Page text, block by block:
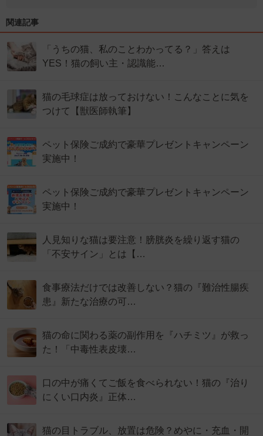
関連記事
「うちの猫、私のことわかってる？」答えは
YES！猫の飼い主・認識能…
猫の毛球症は放っておけない！こんなことに気を
つけて【獣医師執筆】
ペット保険ご成約で豪華プレゼントキャンペーン
実施中！
ペット保険ご成約で豪華プレゼントキャンペーン
実施中！
人見知りな猫は要注意！膀胱炎を繰り返す猫の
「不安サイン」とは【…
食事療法だけでは改善しない？猫の『難治性腸疾
患』新たな治療の可…
猫の命に関わる薬の副作用を『ハチミツ』が救っ
た！「中毒性表皮壊…
口の中が痛くてご飯を食べられない！猫の『治り
にくい口内炎』正体…
猫の目トラブル、放置は危険？めやに・充血・開